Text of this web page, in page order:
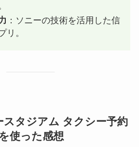
：ソニーの技術を活用した信
リ。
スタジアム タクシー予約
使った感想